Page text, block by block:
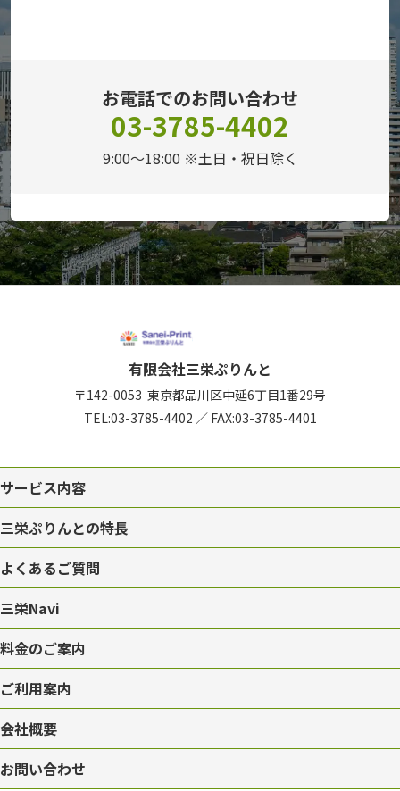
お電話でのお問い合わせ
03-3785-4402
9:00～18:00 ※土日・祝日除く
有限会社三栄ぷりんと
〒142-0053 東京都品川区中延6丁目1番29号
TEL:03-3785-4402 ／ FAX:03-3785-4401
サービス内容
三栄ぷりんとの特長
よくあるご質問
三栄Navi
料金のご案内
ご利用案内
会社概要
お問い合わせ